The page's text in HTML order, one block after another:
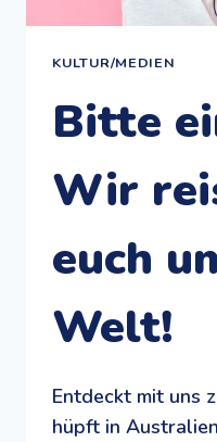
KULTUR/MEDIEN
Bitte
Wir
euch
Welt!
Entdeckt mit uns
hüpft in